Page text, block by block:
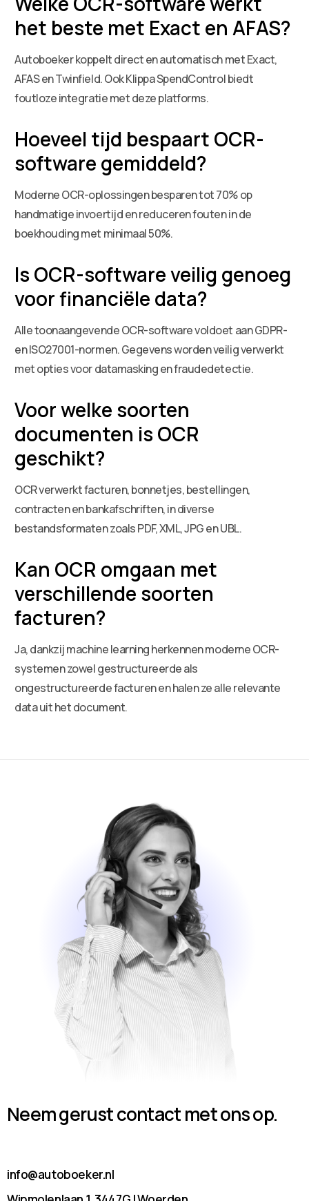
het beste met Exact en AFAS?
Autoboeker koppelt direct en automatisch met Exact,
AFAS en Twinfield. Ook Klippa SpendControl biedt
foutloze integratie met deze platforms.
Hoeveel tijd bespaart OCR-
software gemiddeld?
Moderne OCR-oplossingen besparen tot 70% op
handmatige invoertijd en reduceren fouten in de
boekhouding met minimaal 50%.
Is OCR-software veilig genoeg
voor financiële data?
Alle toonaangevende OCR-software voldoet aan GDPR-
en ISO27001-normen. Gegevens worden veilig verwerkt
met opties voor datamasking en fraudedetectie.
Voor welke soorten
documenten is OCR
geschikt?
OCR verwerkt facturen, bonnetjes, bestellingen,
contracten en bankafschriften, in diverse
bestandsformaten zoals PDF, XML, JPG en UBL.
Kan OCR omgaan met
verschillende soorten
facturen?
Ja, dankzij machine learning herkennen moderne OCR-
systemen zowel gestructureerde als
ongestructureerde facturen en halen ze alle relevante
data uit het document.
Neem gerust contact met ons op.
info@autoboeker.nl